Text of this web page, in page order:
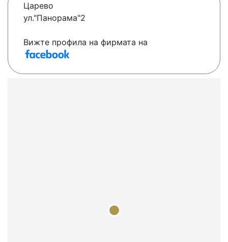
Царево
ул."Панорама"2
Вижте профила на фирмата на